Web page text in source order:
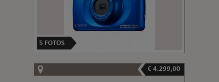
5 FOTOS
€ 4.299,00